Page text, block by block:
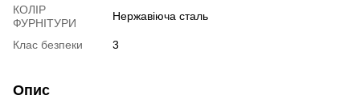
КОЛІР
ФУРНІТУРИ
Нержавіюча сталь
Клас безпеки 3
Опис